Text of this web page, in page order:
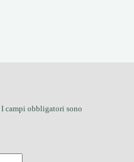
I campi obbligatori sono